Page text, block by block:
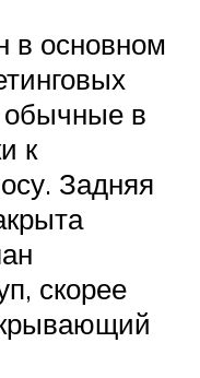
в основном
в
к
Задняя
скорее